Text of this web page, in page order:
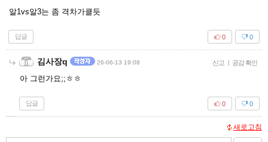
알1vs알3는 좀 격차가클듯
답글 0
0
김사장q 26-06-13 19:08 신고 | 공감 확인
아 그런가요;;ㅎㅎ
답글 0
0
새로고침